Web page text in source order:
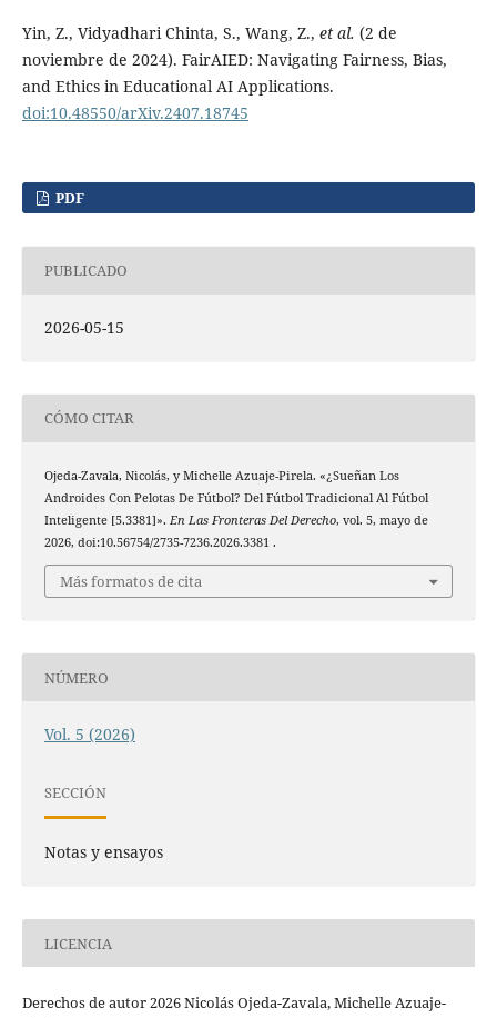
Yin, Z., Vidyadhari Chinta, S., Wang, Z., et al. (2 de
noviembre de 2024). FairAIED: Navigating Fairness, Bias,
and Ethics in Educational AI Applications.
doi:10.48550/arXiv.2407.18745
PDF
PUBLICADO
2026-05-15
CÓMO CITAR
Ojeda-Zavala, Nicolás, y Michelle Azuaje-Pirela. «¿Sueñan Los
Androides Con Pelotas De Fútbol? Del Fútbol Tradicional Al Fútbol
Inteligente [5.3381]». En Las Fronteras Del Derecho, vol. 5, mayo de
2026, doi:10.56754/2735-7236.2026.3381 .
Más formatos de cita
NÚMERO
Vol. 5 (2026)
SECCIÓN
Notas y ensayos
LICENCIA
Derechos de autor 2026 Nicolás Ojeda-Zavala, Michelle Azuaje-